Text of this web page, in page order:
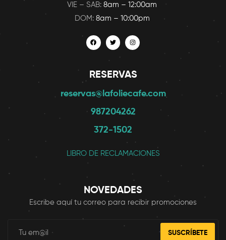
VIE – SAB: 8am – 12:00am
DOM: 8am – 10:00pm
RESERVAS
reservas@lafoliecafe.com
987204262
372-1502
LIBRO DE RECLAMACIONES
NOVEDADES
Escribe aquí tu correo para recibir promociones
SUSCRÍBETE